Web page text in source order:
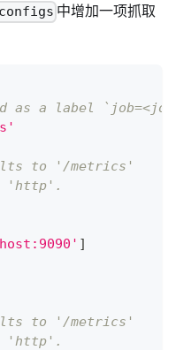
中增加一项抓取
as a label
to '/metrics'
'http'.
]
to '/metrics'
'http'.